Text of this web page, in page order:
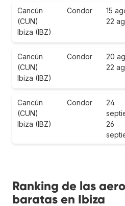
Cancún
(CUN)
Ibiza (IBZ)
Condor
15
22
Cancún
(CUN)
Ibiza (IBZ)
Condor
20
22
Cancún
(CUN)
Ibiza (IBZ)
Condor
24
26
Ranking de las
baratas en Ibiza